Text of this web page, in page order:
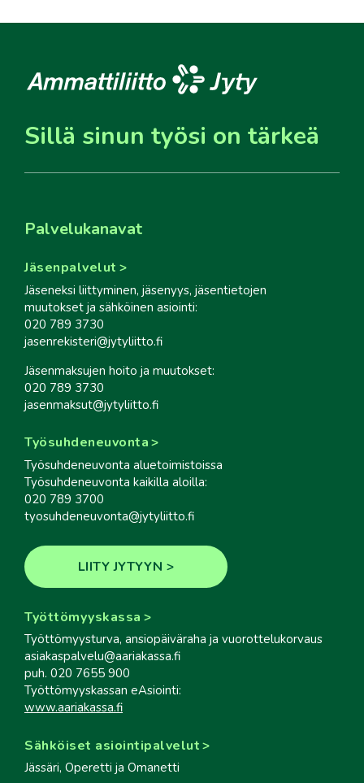
Sillä sinun työsi on tärkeä
Palvelukanavat
Jäsenpalvelut
Jäseneksi liittyminen, jäsenyys, jäsentietojen
muutokset ja sähköinen asiointi:
020 789 3730
jasenrekisteri@jytyliitto.fi
Jäsenmaksujen hoito ja muutokset:
020 789 3730
jasenmaksut@jytyliitto.fi
Työsuhdeneuvonta
Työsuhdeneuvonta aluetoimistoissa
Työsuhdeneuvonta kaikilla aloilla:
020 789 3700
tyosuhdeneuvonta@jytyliitto.fi
LIITY JYTYYN
Työttömyyskassa
Työttömyysturva, ansiopäiväraha ja vuorottelukorvaus
asiakaspalvelu@aariakassa.fi
puh. 020 7655 900
Työttömyyskassan eAsiointi:
www.aariakassa.fi
Sähköiset asiointipalvelut
Jässäri, Operetti ja Omanetti